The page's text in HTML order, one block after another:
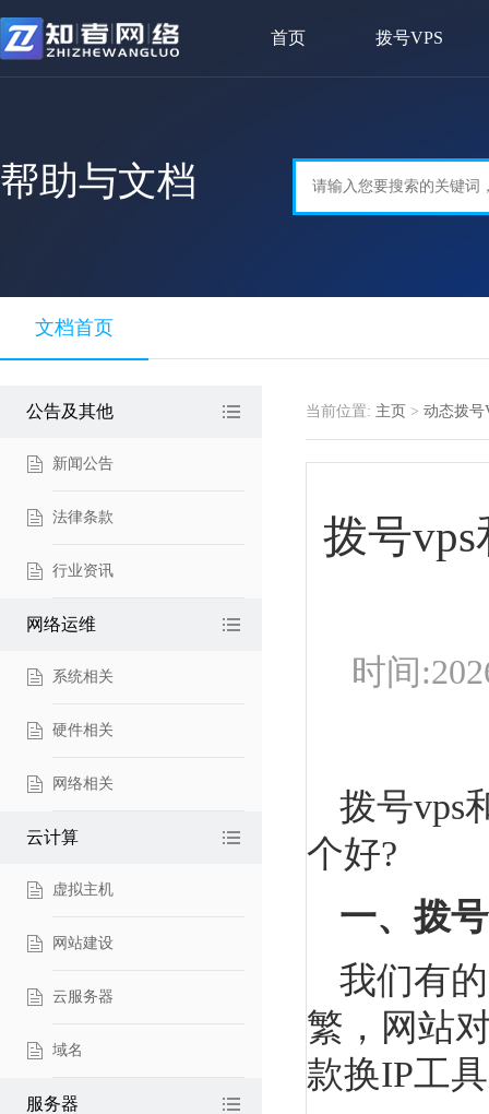
首页 拨号VPS
帮助与文档
文档首页
公告及其他
新闻公告
法律条款
行业资讯
网络运维
系统相关
硬件相关
网络相关
云计算
虚拟主机
网站建设
云服务器
域名
服务器
当前位置: 主页 > 动态拨号
拨号
时间
拨号vps
个好?
一、拨
我们有
繁，网站
款换IP工